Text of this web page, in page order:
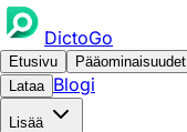
DictoGo
Etusivu Pääominaisuudet
Lataa Blogi
Lisää